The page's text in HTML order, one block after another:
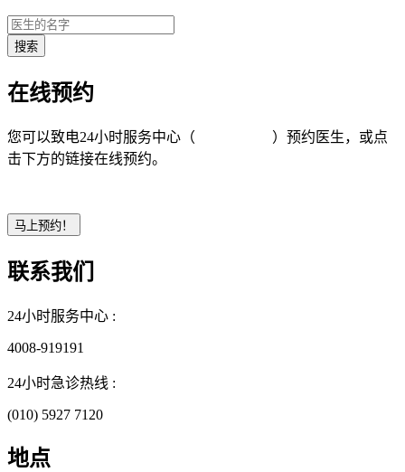
在线预约
您可以致电24小时服务中心（
）预约医生，或点
击下方的链接在线预约。
联系我们
24小时服务中心 :
4008-919191
24小时急诊热线 :
(010) 5927 7120
地点